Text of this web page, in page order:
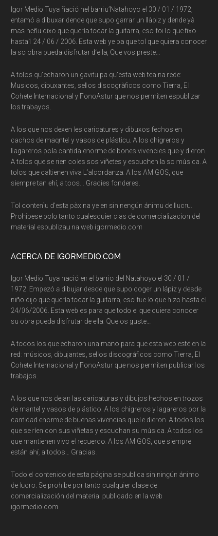
Igor Medio Tuya ñació nel barriu’Natahoyo el 30 / 01 / 1972,
entamó a dibuxar dende que supo garrar un llàpiz y dende yà
mas neñu dixo que quería tocar la guitarra, eso foi lo que fixo
hasta`l 24 / 06 / 2006. Esta web ye pa que tol que quiera conocer
la so obra pueda disfrutar d’ella, Que vos preste…
A tolos qu’echaron un gavitu pa qu’esta web tea na rede:
Musicos, dibuxantes, sellos discogràficos como Tierra, El
Cohete Internacional y FonoAstur que nos permiten espublizar
los trabayos.
A los que nos dexen les caricatures y dibuxos fechos en
cachos de maqntel y vasos de plásticu. A los chigreros y
llagareros pola cantida enorme de bones vivencies que-y dieron.
A tolos que se rien coles sos viñetes y escuchen la so música. A
tolos que caltienen viva L’alcordanza. A los AMIGOS, que
siempre tan ehí, a toos… Gracies fonderes.
Tol contenìu d’esta pàxina ye en sin nengún ánimu de llucru.
Prohibese polo tanto cualesquier clas de comercializacion del
material espublizau na web igormedio.com
ACERCA DE IGORMEDIO.COM
Igor Medio Tuya nació en el barrio del Natahoyo el 30 / 01 /
1972. Empezó a dibujar desde que supo coger un lápiz y desde
niño dijo que quería tocar la guitarra, eso fue lo que hizo hasta el
24/06/2006. Esta web es para que todo el que quiera conocer
su obra pueda disfrutar de ella. Que os guste…
A todos los que echaron una mano para que esta web esté en la
red: músicos, dibujantes, sellos discográficos como Tierra, El
Cohete Internacional y FonoAstur que nos permiten publicar los
trabajos.
A los que nos dejan las caricaturas y dibujos hechos en trozos
de mantel y vasos de plástico. A los chigreros y lagareros por la
cantidad enorme de buenas vivencias que le dieron. A todos los
que se ríen con sus viñetas y escuchan su música. A todos los
que mantienen vivo el recuerdo. A los AMIGOS, que siempre
están ahí, a todos… Gracias.
Todo el contenido de esta página se publica sin ningún ánimo
de lucro. Se prohibe por tanto cualquier clase de
comercialización del material publicado en la web
igormedio.com